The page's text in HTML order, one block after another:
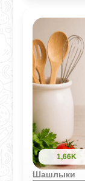
1,66K
Шашлыки